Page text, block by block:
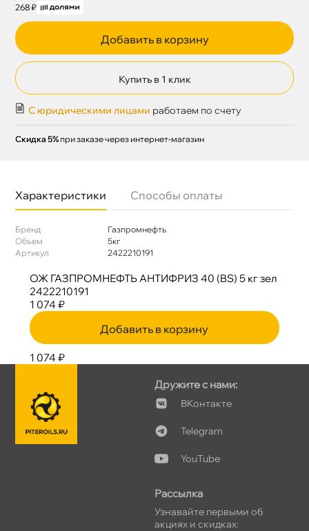
268 ₽
Добавить в корзину
Купить в 1 клик
С юридическими лицами работаем по счету
Скидка 5% при заказе через интернет-магазин
Характеристики Способы оплаты
Бренд
Газпромнефть
Объем
5к
Артикул
2422210191
ОЖ ГАЗПРОМНЕФТЬ АНТИФРИЗ 40 (BS) 5 кг зел
2422210191
1 074 ₽
Добавить в корзину
1 074 ₽
Дружите с нами:
Контакте
Telegram
YouTube
Рассылка
Узнавайте первыми о
акциях и скидках: